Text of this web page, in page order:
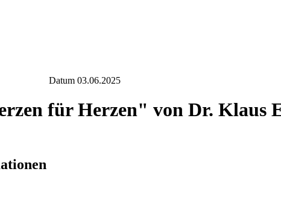
Datum 03.06.2025
für Herzen" von Dr. Klaus